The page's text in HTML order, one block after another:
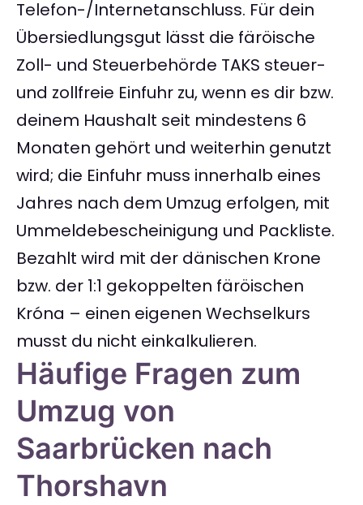
Telefon-/Internetanschluss. Für dein
Übersiedlungsgut lässt die färöische
Zoll- und Steuerbehörde TAKS steuer-
und zollfreie Einfuhr zu, wenn es dir bzw.
deinem Haushalt seit mindestens 6
Monaten gehört und weiterhin genutzt
wird; die Einfuhr muss innerhalb eines
Jahres nach dem Umzug erfolgen, mit
Ummeldebescheinigung und Packliste.
Bezahlt wird mit der dänischen Krone
bzw. der 1:1 gekoppelten färöischen
Króna – einen eigenen Wechselkurs
musst du nicht einkalkulieren.
Häufige Fragen zum
Umzug von
Saarbrücken nach
Thorshavn